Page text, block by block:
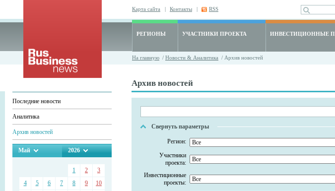
Карта сайта | Контакты | RSS
РЕГИОНЫ УЧАСТНИКИ ПРОЕКТА ИНВЕСТИЦИОННЫЕ
На главную / Новости & Аналитика / Архив новостей
Последние новости
Аналитика
Архив новостей
Май 2026
1 2
3
4
5 6 7 8 9
10
Архив новостей
Свернуть параметры
Регион:
Участники
проекта:
Инвестиционные
проекты: